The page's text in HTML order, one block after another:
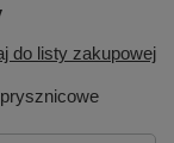
do listy zakupowej